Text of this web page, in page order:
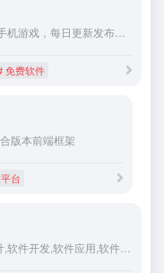
6822游戏网为用户搜罗全网手机游戏，每日更新发布最新手游，同时提供免费、绿色、必备手机软件，时下热门手游、软件下载量排行一目了然，玩更多精彩好游戏，就来收藏6822游戏网。
免费软件
版本前端框架
台
方软件网 - 软件频道,软件设计,软件开发,软件应用,软件教程,软件新闻,网络学院,软件学院,信息安全,在线杀毒,病毒软件,杀毒软件,黑客软件,平面设计,Flash动画,创意设计,行业软件,设计素材, 组网安全。